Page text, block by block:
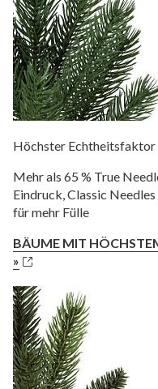
Höchster Echtheitsfaktor
Mehr als 65 % True
Eindruck, Classic
für mehr Fülle
BÄUME MIT
»